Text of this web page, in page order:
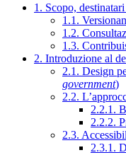
1. Scopo,
1.1.
1.2.
1.3.
2. Introduzione al
2.1. Design
government)
2.2.
2.2.1.
2.2.2.
2.3.
2.3.1.